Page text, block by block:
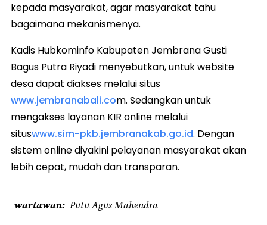
kepada masyarakat, agar masyarakat tahu
bagaimana mekanismenya.
Kadis Hubkominfo Kabupaten Jembrana Gusti
Bagus Putra Riyadi menyebutkan, untuk website
desa dapat diakses melalui situs
www.jembranabali.com. Sedangkan untuk
mengakses layanan KIR online melalui
situswww.sim-pkb.jembranakab.go.id. Dengan
sistem online diyakini pelayanan masyarakat akan
lebih cepat, mudah dan transparan.
wartawan Putu Agus Mahendra